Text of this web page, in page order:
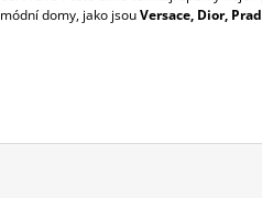
domy, jako jsouVersace, Dior,